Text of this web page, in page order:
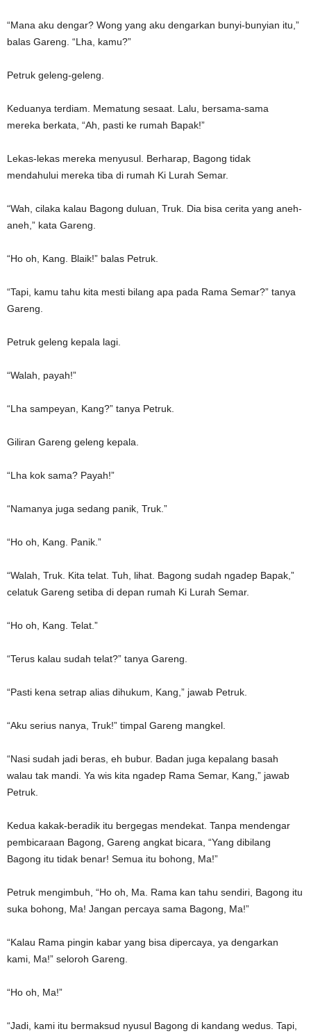
“Mana aku dengar? Wong yang aku dengarkan bunyi-bunyian itu,”
balas Gareng. “Lha, kamu?”
Petruk geleng-geleng.
Keduanya terdiam. Mematung sesaat. Lalu, bersama-sama
mereka berkata, “Ah, pasti ke rumah Bapak!”
Lekas-lekas mereka menyusul. Berharap, Bagong tidak
mendahului mereka tiba di rumah Ki Lurah Semar.
“Wah, cilaka kalau Bagong duluan, Truk. Dia bisa cerita yang aneh-
aneh,” kata Gareng.
“Ho oh, Kang. Blaik!” balas Petruk.
“Tapi, kamu tahu kita mesti bilang apa pada Rama Semar?” tanya
Gareng.
Petruk geleng kepala lagi.
“Walah, payah!”
“Lha sampeyan, Kang?” tanya Petruk.
Giliran Gareng geleng kepala.
“Lha kok sama? Payah!”
“Namanya juga sedang panik, Truk.”
“Ho oh, Kang. Panik.”
“Walah, Truk. Kita telat. Tuh, lihat. Bagong sudah ngadep Bapak,”
celatuk Gareng setiba di depan rumah Ki Lurah Semar.
“Ho oh, Kang. Telat.”
“Terus kalau sudah telat?” tanya Gareng.
“Pasti kena setrap alias dihukum, Kang,” jawab Petruk.
“Aku serius nanya, Truk!” timpal Gareng mangkel.
“Nasi sudah jadi beras, eh bubur. Badan juga kepalang basah
walau tak mandi. Ya wis kita ngadep Rama Semar, Kang,” jawab
Petruk.
Kedua kakak-beradik itu bergegas mendekat. Tanpa mendengar
pembicaraan Bagong, Gareng angkat bicara, “Yang dibilang
Bagong itu tidak benar! Semua itu bohong, Ma!”
Petruk mengimbuh, “Ho oh, Ma. Rama kan tahu sendiri, Bagong itu
suka bohong, Ma! Jangan percaya sama Bagong, Ma!”
“Kalau Rama pingin kabar yang bisa dipercaya, ya dengarkan
kami, Ma!” seloroh Gareng.
“Ho oh, Ma!”
“Jadi, kami itu bermaksud nyusul Bagong di kandang wedus. Tapi,